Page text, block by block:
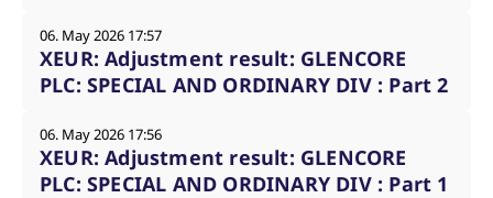
06. May 2026 17:57
XEUR: Adjustment result: GLENCORE
PLC: SPECIAL AND ORDINARY DIV : Part 2
06. May 2026 17:56
XEUR: Adjustment result: GLENCORE
PLC: SPECIAL AND ORDINARY DIV : Part 1